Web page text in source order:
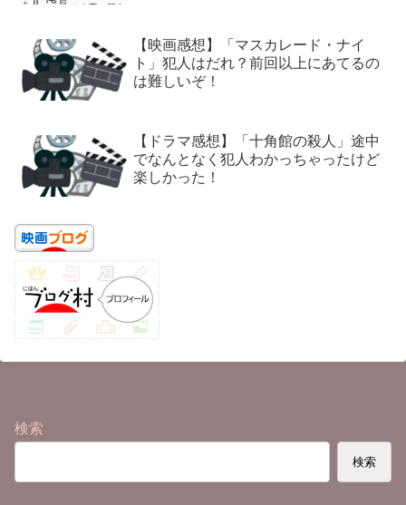
【映画感想】「マスカレード・ナイ
ト」犯人はだれ？前回以上にあてるの
は難しいぞ！
【ドラマ感想】「十角館の殺人」途中
でなんとなく犯人わかっちゃったけど
楽しかった！
検索
検索